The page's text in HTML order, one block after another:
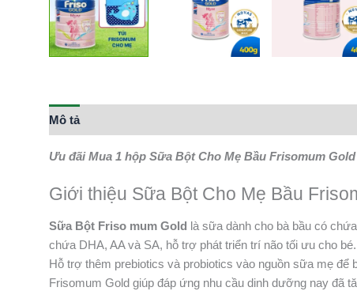
Mô tả
Ưu đãi Mua 1 hộp Sữa Bột Cho Mẹ Bầu Frisomum
Giới thiệu Sữa Bột Cho Mẹ Bầu
Sữa Bột Friso mum Gold là sữa dành cho bà bầu có
chứa DHA, AA và SA, hỗ trợ phát triển trí não tối ưu cho bé.
Hỗ trợ thêm prebiotics và probiotics vào nguồn sữa mẹ
Frisomum Gold giúp đáp ứng nhu cầu dinh dưỡng nay đã